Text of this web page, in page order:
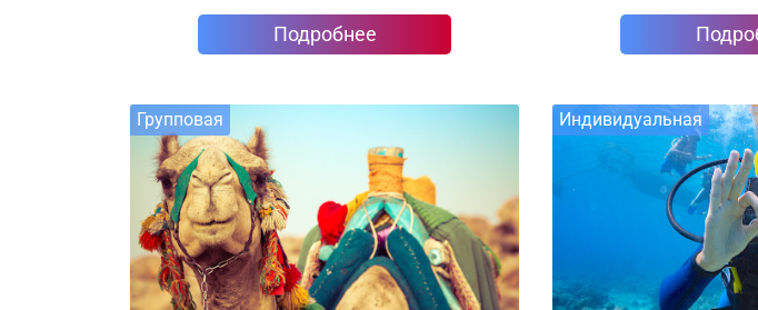
Подробнее
Групповая Индивидуальная